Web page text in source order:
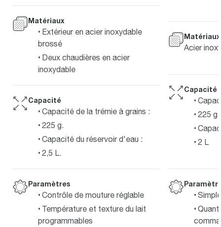
Matériaux
Extérieur en acier inoxydable
brossé
Deux chaudières en acier
inoxydable
Capacité
Capacité de la trémie à grains :
225 g.
Capacité du réservoir d'eau :
2,5 L.
Paramètres
Contrôle de mouture réglable
Température et texture du lait
programmables
Matériaux
Acier
Capacité
225 g
2 L